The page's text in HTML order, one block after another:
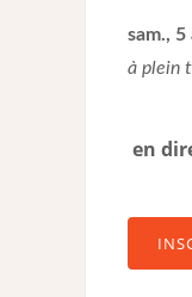
sam.,
à plein
en